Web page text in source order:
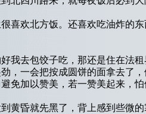
欢北方饭。还喜欢吃油炸的东
去包饺子吃，那还是住在法租
，一会把按成圆饼的面拿去了
免加以赞美，若一赞美起来，怕
昏就先黑了，背上感到些微的